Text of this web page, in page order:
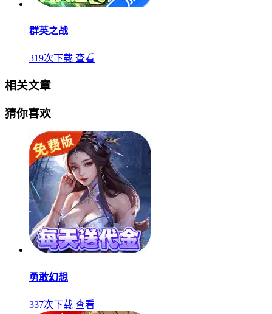
群英之战
319次下载 查看
相关文章
猜你喜欢
勇敢幻想
337次下载 查看